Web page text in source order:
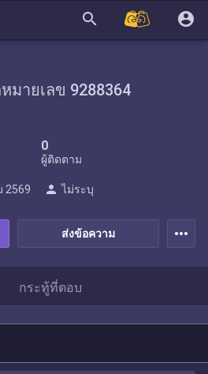
search account_circle
มายเลข 9288364
0
ผู้ติดตาม
ส่งข้อความ
2569 person ไม่ระบุ
more_horiz
กระทู้ที่ตอบ